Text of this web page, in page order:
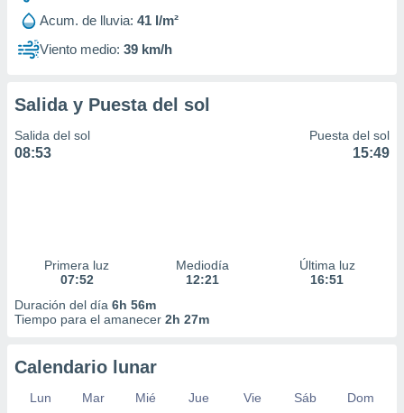
1199
Acum. de lluvia: 41 l/m²
Viento medio: 39 km/h
Salida y Puesta del sol
Salida del sol
08:53
Puesta del sol
15:49
Primera luz
07:52
Mediodía
12:21
Última luz
16:51
Duración del día 6h 56m
Tiempo para el amanecer 2h 27m
Calendario lunar
Lun Mar Mié Jue Vie Sáb
Dom